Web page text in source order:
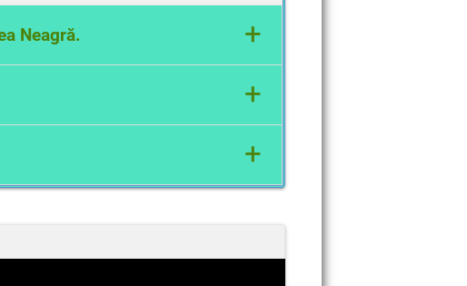
Neagră. +
Moldova, Ucraina, +
+